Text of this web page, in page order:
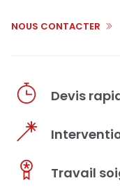
NOUS CONTACTER
Devis
Travail